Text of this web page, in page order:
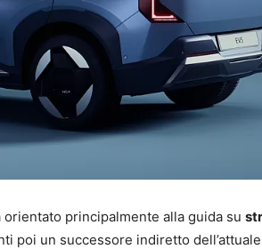
principalmente alla guida su
poi un successore indiretto